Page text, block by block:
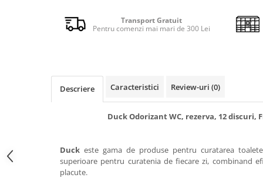
Detergent rufe lichid
Soluții anticalcar, igienizante și
întreținere țesături
Transport Gratuit
Pentru comenzi mai mari de 300 Lei
Descriere Caracteristici Review-uri (0)
Duck Odorizant WC, rezerva, 12 discuri,
Duck este gama de produse pentru curatarea
superioare pentru curatenia de fiecare zi, combinand
placute.